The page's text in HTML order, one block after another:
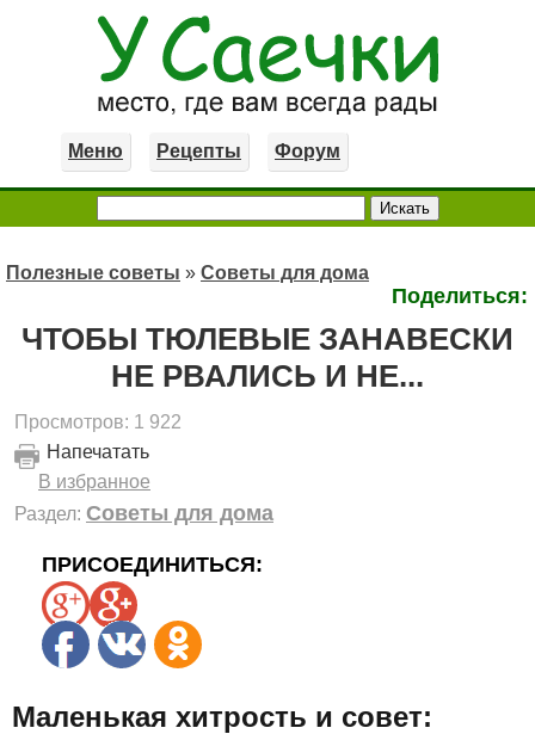
Меню Рецепты Форум
Полезные советы » Советы для дома
Поделиться:
ЧТОБЫ ТЮЛЕВЫЕ ЗАНАВЕСКИ
НЕ РВАЛИСЬ И НЕ...
Просмотров: 1 922
Напечатать
В избранное
Раздел: Советы для дома
ПРИСОЕДИНИТЬСЯ:
Маленькая хитрость и совет: